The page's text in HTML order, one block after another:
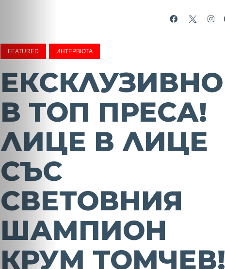
FEATURED ИНТЕРВЮТА
ЕКСКЛУЗИВНО
В ТОП ПРЕСА!
ЛИЦЕ В ЛИЦЕ
СЪС
СВЕТОВНИЯ
ШАМПИОН
КРУМ ТОМЧЕВ!